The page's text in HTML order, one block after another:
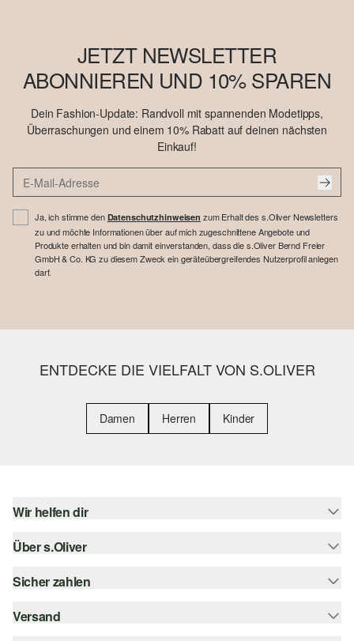
JETZT NEWSLETTER
ABONNIEREN UND 10% SPAREN
Dein Fashion-Update: Randvoll mit spannenden Modetipps,
Überraschungen und einem 10% Rabatt auf deinen nächsten
Einkauf!
Ja, ich stimme den Datenschutzhinweisen zum Erhalt des s.Oliver Newsletters
zu und möchte Informationen über auf mich zugeschnittene Angebote und
Produkte erhalten und bin damit einverstanden, dass die s.Oliver Bernd Freier
GmbH & Co. KG zu diesem Zweck ein geräteübergreifendes Nutzerprofil anlegen
darf.
ENTDECKE DIE VIELFALT VON S.OLIVER
Damen Herren Kinder
Wir helfen dir
Hilfe & FAQ
Größenberatung
Über s.Oliver
Newsletter
s.Oliver Card
Sicher zahlen
Rechnung
Versand